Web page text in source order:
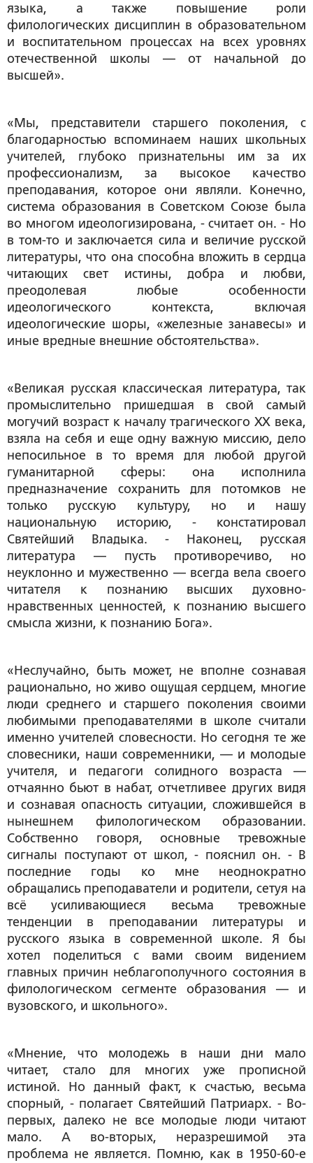
языка, а также повышение роли
филологических дисциплин в образовательном
и воспитательном процессах на всех уровнях
отечественной школы — от начальной до
высшей».
«Мы, представители старшего поколения, с
благодарностью вспоминаем наших школьных
учителей, глубоко признательны им за их
профессионализм, за высокое качество
преподавания, которое они являли. Конечно,
система образования в Советском Союзе была
во многом идеологизирована, - считает он. - Но
в том-то и заключается сила и величие русской
литературы, что она способна вложить в сердца
читающих свет истины, добра и любви,
преодолевая любые особенности
идеологического контекста, включая
идеологические шоры, «железные занавесы» и
иные вредные внешние обстоятельства».
«Великая русская классическая литература, так
промыслительно пришедшая в свой самый
могучий возраст к началу трагического ХХ века,
взяла на себя и еще одну важную миссию, дело
непосильное в то время для любой другой
гуманитарной сферы: она исполнила
предназначение сохранить для потомков не
только русскую культуру, но и нашу
национальную историю, - констатировал
Святейший Владыка. - Наконец, русская
литература — пусть противоречиво, но
неуклонно и мужественно — всегда вела своего
читателя к познанию высших духовно-
нравственных ценностей, к познанию высшего
смысла жизни, к познанию Бога».
«Неслучайно, быть может, не вполне сознавая
рационально, но живо ощущая сердцем, многие
люди среднего и старшего поколения своими
любимыми преподавателями в школе считали
именно учителей словесности. Но сегодня те же
словесники, наши современники, — и молодые
учителя, и педагоги солидного возраста —
отчаянно бьют в набат, отчетливее других видя
и сознавая опасность ситуации, сложившейся в
нынешнем филологическом образовании.
Собственно говоря, основные тревожные
сигналы поступают от школ, - пояснил он. - В
последние годы ко мне неоднократно
обращались преподаватели и родители, сетуя на
всё усиливающиеся весьма тревожные
тенденции в преподавании литературы и
русского языка в современной школе. Я бы
хотел поделиться с вами своим видением
главных причин неблагополучного состояния в
филологическом сегменте образования — и
вузовского, и школьного».
«Мнение, что молодежь в наши дни мало
читает, стало для многих уже прописной
истиной. Но данный факт, к счастью, весьма
спорный, - полагает Святейший Патриарх. - Во-
первых, далеко не все молодые люди читают
мало. А во-вторых, неразрешимой эта
проблема не является. Помню, как в 1950-60-е